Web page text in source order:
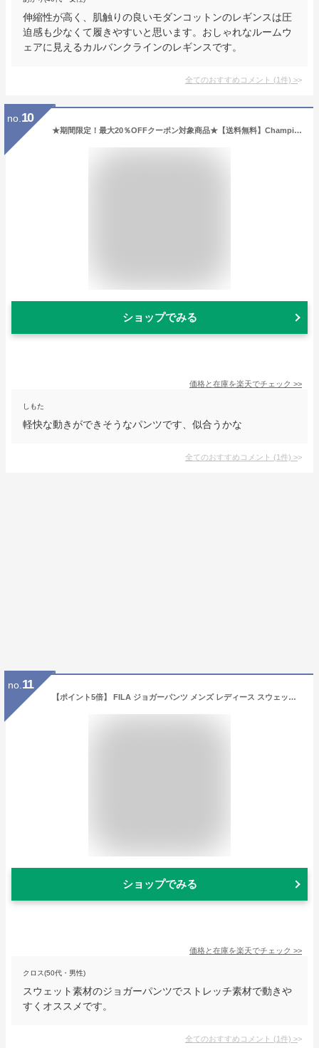
伸縮性が高く、肌触りの良いモダンコットンのレギンスは圧
迫感も少なくて履きやすいと思います。おしゃれなルームウ
ェアに見えるカルバンクラインのレギンスです。
全てのおすすめコメント (1件) >
no. 10
★期間限定！最大20％OFFクーポン対象商品★【送料無料】Champion(チャンピオン) ストレッチ コーデュロイ クライミング リブ付 ロングパンツ ストレッチパンツ ジョガーパンツ メンズ レディース【コンビニ受取対応商品】父の日 プレゼント
ショップでみる
価格と在庫を楽天でチェック >>
しもた
軽快な動きができそうなパンツです、似合うかな
全てのおすすめコメント (1件) >
no. 11
【ポイント5倍】 FILA ジョガーパンツ メンズ レディース スウェット スエット ズボン ロング パンツ カジュアル 部屋着 ルームウェア スポーツ ブランド 人気 おしゃれ ブラック グレー ネイビー 黒 彼氏 彼女 ペア おそろい ストレッチ ゴム スリム ギフト
ショップでみる
価格と在庫を楽天でチェック >>
クロス(50代・男性)
スウェット素材のジョガーパンツでストレッチ素材で動きや
すくオススメです。
全てのおすすめコメント (1件) >